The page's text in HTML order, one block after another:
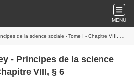
MENU
de la science sociale - Tome I - Chapitre VIII, § 6
- Principes de la science
VIII, § 6